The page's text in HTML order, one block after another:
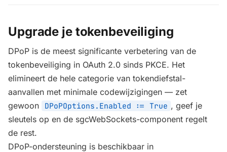
Upgrade je tokenbeveiliging
DPoP is de meest significante verbetering van de
tokenbeveiliging in OAuth 2.0 sinds PKCE. Het
elimineert de hele categorie van tokendiefstal-
aanvallen met minimale codewijzigingen — zet
gewoon
DPoPOptions.Enabled := True , geef je
sleutels op en de sgcWebSockets-component regelt
de rest.
DPoP-ondersteuning is beschikbaar in